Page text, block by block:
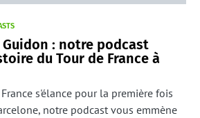
Guidon : notre podcast
du Tour de France à
s'élance pour la première fois
notre podcast vous emmène